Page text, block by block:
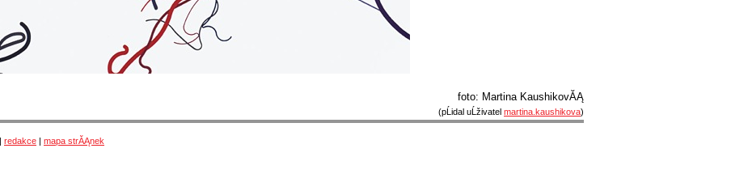
foto: Martina KaushikovĂĄ
(pĹidal uĹživatel martina.kaushikova)
redakce
mapa strĂĄnek